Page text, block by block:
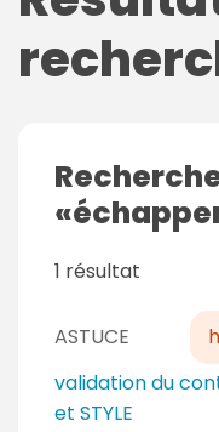
1 résultat
ASTUCE
validation du
et STYLE